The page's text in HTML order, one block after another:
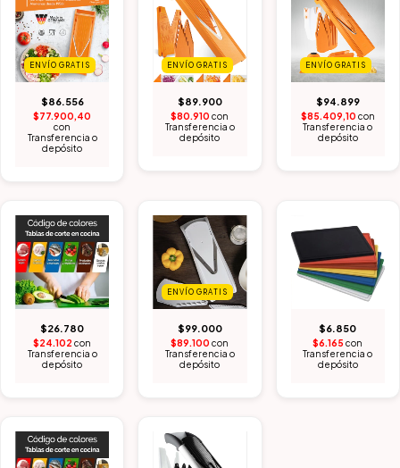
ENVÍO GRATIS
$86.556
$77.900,40
con
Transferencia o
depósito
ENVÍO GRATIS
$89.900
$80.910con
Transferencia o
depósito
ENVÍO GRATIS
$94.899
$85.409,10 con
Transferencia o
depósito
$26.780
$24.102con
Transferencia o
depósito
ENVÍO GRATIS
$99.000
$89.100con
Transferencia o
depósito
$6.850
$6.165con
Transferencia o
depósito